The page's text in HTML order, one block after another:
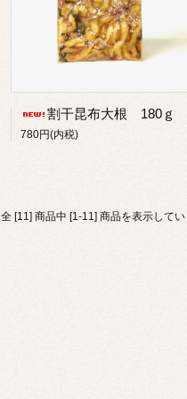
割干昆布大根 180ｇ
780円(内税)
全 [11] 商品中 [1-11] 商品を表示して